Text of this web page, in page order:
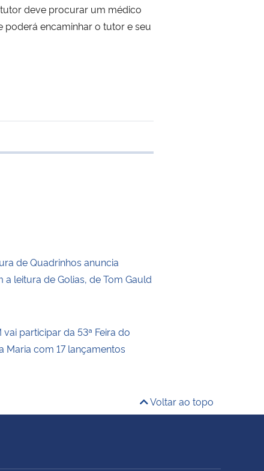
deve procurar um médico
poderá encaminhar o tutor e seu
de Quadrinhos anuncia
leitura de Golias, de Tom Gauld
vai participar da 53ª Feira do
Maria com 17 lançamentos
Voltar ao topo